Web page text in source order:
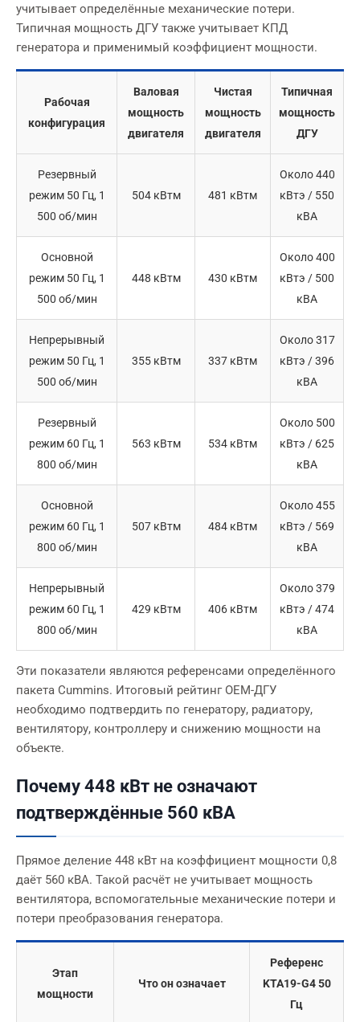
учитывает определённые механические потери.
Типичная мощность ДГУ также учитывает КПД
генератора и применимый коэффициент мощности.
Рабочая
конфигурация
Валовая
мощность
двигателя
Чистая
мощность
двигателя
Типичная
мощность
ДГУ
Резервный
режим 50 Гц, 1
500 об/мин
504 кВтм 481 кВтм
Около 440
кВтэ / 550
кВА
Основной
режим 50 Гц, 1
500 об/мин
448 кВтм 430 кВтм
Около 400
кВтэ / 500
кВА
Непрерывный
режим 50 Гц, 1
500 об/мин
355 кВтм 337 кВтм
Около 317
кВтэ / 396
кВА
Резервный
режим 60 Гц, 1
800 об/мин
563 кВтм 534 кВтм
Около 500
кВтэ / 625
кВА
Основной
режим 60 Гц, 1
800 об/мин
507 кВтм 484 кВтм
Около 455
кВтэ / 569
кВА
Непрерывный
режим 60 Гц, 1
800 об/мин
429 кВтм 406 кВтм
Около 379
кВтэ / 474
кВА
Эти показатели являются референсами определённого
пакета Cummins. Итоговый рейтинг OEM-ДГУ
необходимо подтвердить по генератору, радиатору,
вентилятору, контроллеру и снижению мощности на
объекте.
Почему 448 кВт не означают
подтверждённые 560 кВА
Прямое деление 448 кВт на коэффициент мощности 0,8
даёт 560 кВА. Такой расчёт не учитывает мощность
вентилятора, вспомогательные механические потери и
потери преобразования генератора.
Этап
мощности
Что он означает
Референс
KTA19-G4 50
Гц